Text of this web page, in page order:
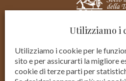
Utilizziamo i
Utilizziamo i cookie per le
sito e per assicurarti la migliore
cookie di terze parti per